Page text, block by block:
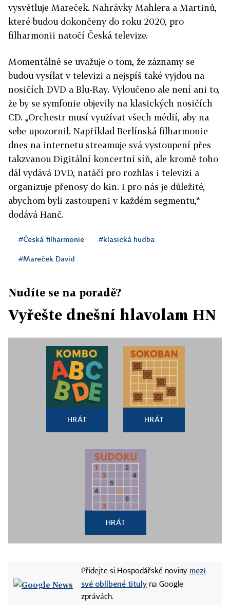
vysvětluje Mareček. Nahrávky Mahlera a Martinů,
které budou dokončeny do roku 2020, pro
filharmonii natočí Česká televize.
Momentálně se uvažuje o tom, že záznamy se
budou vysílat v televizi a nejspíš také vyjdou na
nosičích DVD a Blu-Ray. Vyloučeno ale není ani to,
že by se symfonie objevily na klasických nosičích
CD. „Orchestr musí využívat všech médií, aby na
sebe upozornil. Například Berlínská filharmonie
dnes na internetu streamuje svá vystoupení přes
takzvanou Digitální koncertní síň, ale kromě toho
dál vydává DVD, natáčí pro rozhlas i televizi a
organizuje přenosy do kin. I pro nás je důležité,
abychom byli zastoupeni v každém segmentu,“
dodává Hanč.
#Česká filharmonie #klasická hudba
#Mareček David
Nudíte se na poradě?
Vyřešte dnešní hlavolam HN
HRÁT HRÁT
HRÁT
Přidejte si Hospodářské noviny mezi
své oblíbené tituly na Google
zprávách.